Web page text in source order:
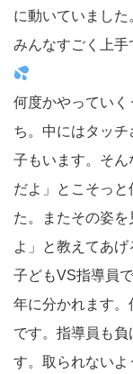
に動いていました
みんなすごく上手
何度かやっていく
ち。中にはタッ
子もいます。そん
だよ」とこそっ
た。またその姿
よ」と教えてあ
子どもVS指導員
年に分かれます
です。指導員も
す。取られない